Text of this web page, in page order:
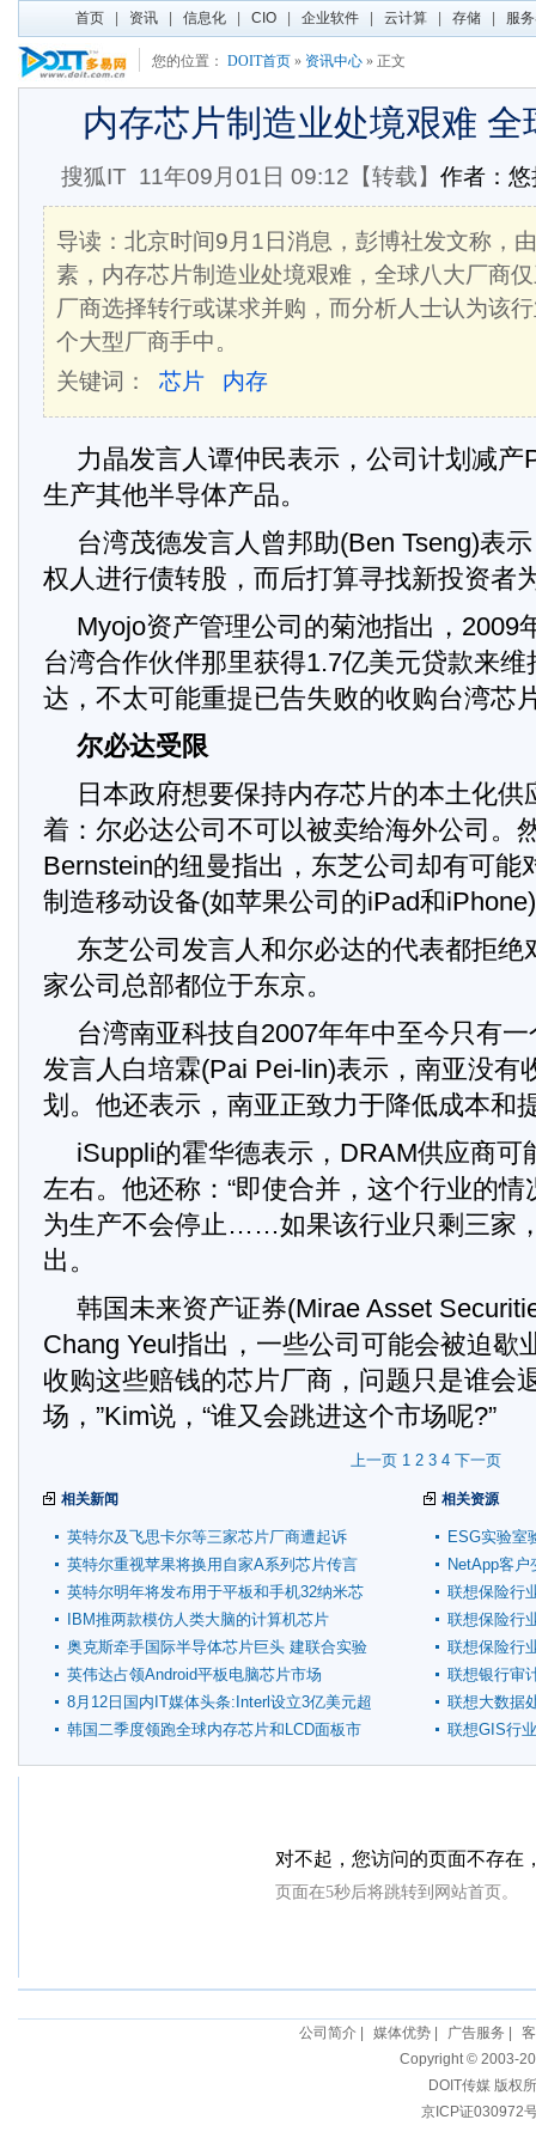
首页 资讯 信息化 CIO 企业软件 云计算 存储 服
您的位置： DOIT首页 » 资讯中心 » 正文
内存芯片制造业处境艰难 全
搜狐IT 11年09月01日 09:12【转载】 作者：
导读：北京时间9月1日消息，彭博社发文称，
素，内存芯片制造业处境艰难，全球八大厂商
厂商选择转行或谋求并购，而分析人士认为该
个大型厂商手中。
关键词：
芯片 内存
力晶发言人谭仲民表示，公司计划减产
生产其他半导体产品。
台湾茂德发言人曾邦助(Ben Tseng)表
权人进行债转股，而后打算寻找新投资者
Myojo资产管理公司的菊池指出，2009
台湾合作伙伴那里获得1.7亿美元贷款来
达，不太可能重提已告失败的收购台湾芯
尔必达受限
日本政府想要保持内存芯片的本土化供
着：尔必达公司不可以被卖给海外公司。
Bernstein的纽曼指出，东芝公司却有可
制造移动设备(如苹果公司的iPad和
东芝公司发言人和尔必达的代表都拒绝
家公司总部都位于东京。
台湾南亚科技自2007年年中至今只有
发言人白培霖(Pai Pei-lin)表示，南亚没有
划。他还表示，南亚正致力于降低成本和
iSuppli的霍华德表示，DRAM供应商可
左右。他还称：“即使合并，这个行业的
为生产不会停止……如果该行业只剩三家
出。
韩国未来资产证券(Mirae Asset
Chang Yeul指出，一些公司可能会被迫歇
收购这些赔钱的芯片厂商，问题只是谁会
场，”Kim说，“谁又会跳进这个市场呢?”
上一页 1 2 3 4 下一页
相关新闻
英特尔及飞思卡尔等三家芯片厂商遭起诉
英特尔重视苹果将换用自家A系列芯片传言
英特尔明年将发布用于平板和手机32纳米芯
片IBM推两款模仿人类大脑的计算机芯片
奥克斯牵手国际半导体芯片巨头 建联合实验
室
英伟达占领Android平板电脑芯片市场
8月12日国内IT媒体头条:Interl设立3亿美元超
级本基金
韩国二季度领跑全球内存芯片和LCD面板市
相关资源
ESG实验室
NetApp客
联想保险行
联想保险行
联想保险行
联想银行审
联想大数据
联想GIS行
公司简介| 媒体优势| 广告服务
Copyright © 2003-
DOIT传媒 版权
京ICP证030972